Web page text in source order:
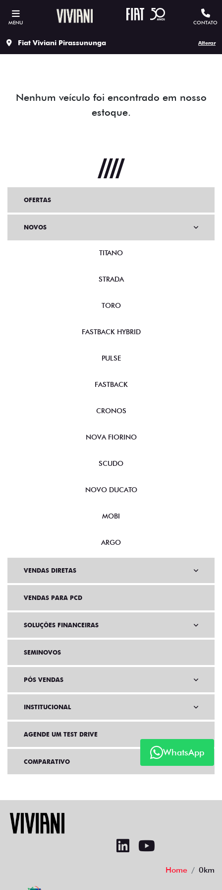
MENU CONTATO
Fiat Viviani Pirassununga Alterar
Nenhum veículo foi encontrado em nosso
estoque.
WhatsApp
OFERTAS
NOVOS
TITANO
STRADA
TORO
FASTBACK HYBRID
PULSE
FASTBACK
CRONOS
NOVA FIORINO
SCUDO
NOVO DUCATO
MOBI
ARGO
VENDAS DIRETAS
VENDAS PARA PCD
SOLUÇÕES FINANCEIRAS
SEMINOVOS
PÓS VENDAS
INSTITUCIONAL
AGENDE UM TEST DRIVE
COMPARATIVO
Home 0km